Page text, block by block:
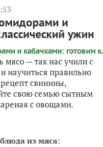
и
ужин
— так нас учили с
научиться правильно
свинины,
свою семью сытным
с овощами.
из мяса: